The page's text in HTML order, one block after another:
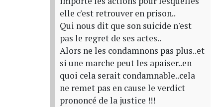
elle c'est retrouver en prison..
Qui nous dit que son suicide n'est
pas le regret de ses actes..
Alors ne les condamnons pas plus..et
si une marche peut les apaiser..en
quoi cela serait condamnable..cela
ne remet pas en cause le verdict
prononcé de la justice !!!